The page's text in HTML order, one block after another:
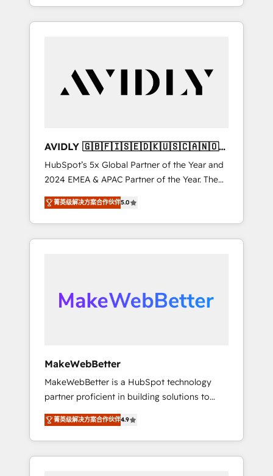
specialize in both strategic RevOps planning
and hands-on technical execution - building
Services - Managed IT (MSP) - Franchises -
Professional Services - And more! How we
Custom integrations and workflow
automation ✔️ User adoption programs,
training, and enablement Through project-
based engagements and ongoing RevOps
partnerships, we guide organizations through
the revenue maturity model - delivering the
right improvements at the right time so
AVIDLY 🇬🇧🇫🇮🇸🇪🇩🇰🇺🇸🇨🇦🇳🇴
🇩🇪🇦🇺🇳🇿
HubSpot’s 5x Global Partner of the Year and
2024 EMEA & APAC Partner of the Year. The
world’s most experienced and fully
accredited HubSpot Solutions Partner. 🚀
With 2,750+ HubSpot projects delivered and
370+ specialists across EMEA, APAC and NAM,
automation, we turn complexity into clarity,
human at global scale. 🏆 HubSpot’s CEO
菁英级解决方案合作伙伴5.0
MakeWebBetter
MakeWebBetter is a HubSpot technology
partner proficient in building solutions to
maximize the operational efficiency of
HubSpot. The fastest-growing tech-enabler &
facilitator, MakeWebBetter, hands you the
blend of HubSpot expertise & eminent
菁英级解决方案合作伙伴4.9